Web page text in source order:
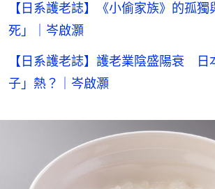
【日系護老誌】《小偷家族》的孤
死」｜岑啟灝
【日系護老誌】護老業陰盛陽衰 日
子」熱？｜岑啟灝